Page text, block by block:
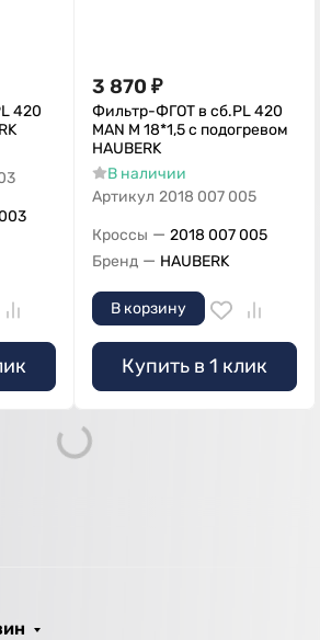
420
3 870 ₽
Фильтр-ФГОТ в сб.PL 420
MAN М 18*1,5 с подогревом
HAUBERK
В наличии
Артикул 2018 007 005
Кроссы — 2018 007 005
Бренд — HAUBERK
В корзину
Купить в 1 клик
Loading...